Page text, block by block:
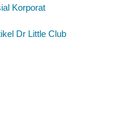
Korporat
Dr Little Club